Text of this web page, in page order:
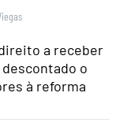
a receber
o
à reforma